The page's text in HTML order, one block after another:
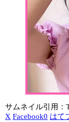
サムネイル引用：
X Facebook0 はて